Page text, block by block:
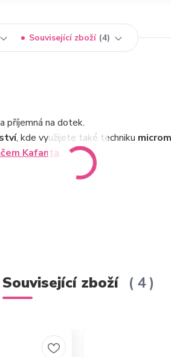
Související zboží 4
příjemná na dotek.
, kde využijete také techniku
Kafanta.
Související zboží 4